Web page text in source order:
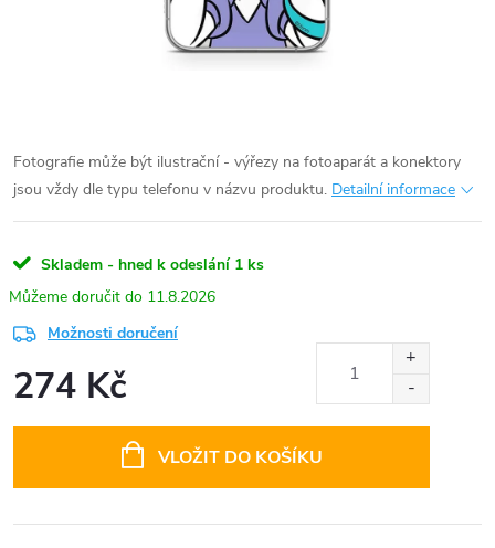
Fotografie může být ilustrační - výřezy na fotoaparát a konektory
jsou vždy dle typu telefonu v názvu produktu. Detailní informace
Skladem - hned k odeslání 1 ks
11.8.2026
Možnosti doručení
274 Kč
VLOŽIT DO KOŠÍKU